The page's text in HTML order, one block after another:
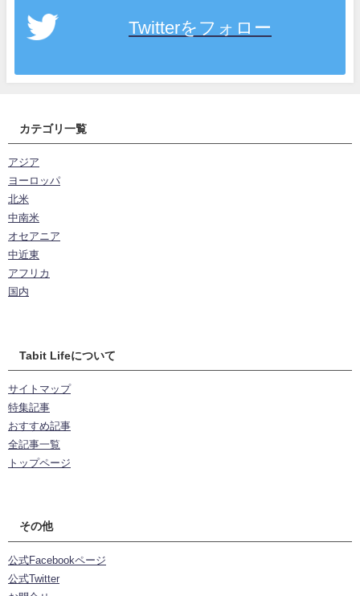
Twitterをフォロー
カテゴリ一覧
アジア
ヨーロッパ
北米
中南米
オセアニア
中近東
アフリカ
国内
Tabit Lifeについて
サイトマップ
特集記事
おすすめ記事
全記事一覧
トップページ
その他
公式Facebookページ
公式Twitter